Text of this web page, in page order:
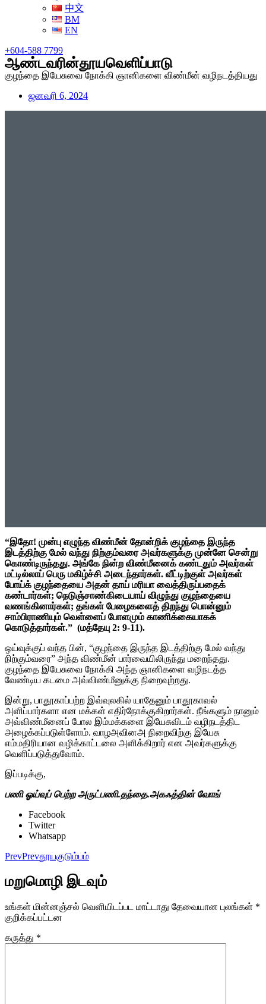
中文
BM
EN
+604-588 7799
ஆண்டவரின்தூயவெளிப்பாடு
குழந்தை இயேசுவை நோக்கி ஞானிகளை விண்மீன் வழிநடத்தியது
ஜனவரி 6, 2024
“இதோ! முன்பு எழுந்த விண்மீன் தோன்றிக் குழந்தை இருந்த
இடத்திற்கு மேல் வந்து நிற்கும்வரை அவர்களுக்கு முன்னே சென்று
கொண்டிருந்தது. அங்கே நின்ற விண்மீனைக் கண்டதும் அவர்கள்
மட்டில்லாப் பெரு மகிழ்ச்சி அடைந்தார்கள். வீட்டிற்குள் அவர்கள்
போய்க் குழந்தையை அதன் தாய் மரியா வைத்திருப்பதைக்
கண்டார்கள்; நெடுஞ்சாண்கிடையாய் விழுந்து குழந்தையை
வணங்கினார்கள்; தங்கள் பேழைகளைத் திறந்து பொன்னும்
சாம்பிராணியும் வெள்ளைப் போளமும் காணிக்கையாகக்
கொடுத்தார்கள்.” (மத்தேயு 2: 9-11).
ஒய்வுக்குப் வந்த பின், “குழந்தை இருந்த இடத்திற்கு மேல் வந்து
நிற்கும்வரை” அந்த விண்மீன் பார்வையிலிருந்து மறைந்தது.
குழந்தை இயேசுவை நோக்கி அந்த ஞானிகளை வழிநடத்த
வேண்டிய கடமை அவ்விண்மீனுக்கு நிறைவுற்றது.
இன்று, பாதூகாப்பற்ற இவ்வுலகில் யாதேனும் பாதூகாவல்
அளிப்பார்களா என மக்கள் எதிர்நோக்குகிறார்கள். நீங்களும் நானும்
அவ்விண்மீனைப் போல இம்மக்களை இயேசுவிடம் வழிநடத்திட
அழைக்கப்படுள்ளோம். வாழஅவினஅ நிறைவிற்கு இயேசு
எம்மதிரியான வழிக்காட்டலை அளிக்கிறார் என அவர்களுக்கு
வெளிப்படுத்துவோம்.
இப்படிக்கு,
பணி ஓய்வுப் பெற்ற அருட்பணி.தந்தை.அகஃத்தின் வோங்
Facebook
Twitter
Whatsapp
PrevPrevதூயகுடும்பம்
மறுமொழி இடவும்
உங்கள் மின்னஞ்சல் வெளியிடப்பட மாட்டாது தேவையான புலங்கள் *
குறிக்கப்பட்டன
கருத்து *